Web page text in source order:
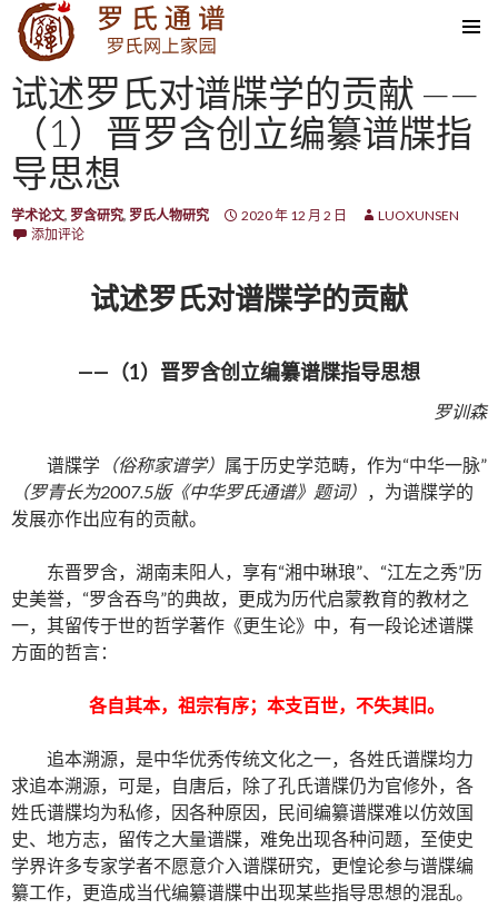
SKIP TO CONTENT
试述罗氏对谱牒学的贡献 ——
（1）晋罗含创立编纂谱牒指
导思想
学术论文, 罗含研究, 罗氏人物研究 2020 年 12 月 2 日
LUOXUNSEN
添加评论
试述罗氏对谱牒学的贡献
——（1）晋罗含创立编纂谱牒指导思想
罗训森
谱牒学 （俗称家谱学） 属于历史学范畴，作为“中华一脉”
（罗青长为2007.5版《中华罗氏通谱》题词） ，为谱牒学的
发展亦作出应有的贡献。
东晋罗含，湖南耒阳人，享有“湘中琳琅”、“江左之秀”历
史美誉，“罗含吞鸟”的典故，更成为历代启蒙教育的教材之
一，其留传于世的哲学著作《更生论》中，有一段论述谱牒
方面的哲言：
各自其本，祖宗有序；本支百世，不失其旧。
追本溯源，是中华优秀传统文化之一，各姓氏谱牒均力
求追本溯源，可是，自唐后，除了孔氏谱牒仍为官修外，各
姓氏谱牒均为私修，因各种原因，民间编纂谱牒难以仿效国
史、地方志，留传之大量谱牒，难免出现各种问题，至使史
学界许多专家学者不愿意介入谱牒研究，更惶论参与谱牒编
纂工作，更造成当代编纂谱牒中出现某些指导思想的混乱。